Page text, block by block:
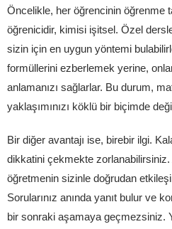
Öncelikle, her öğrencinin öğrenme
öğrenicidir, kimisi işitsel. Özel
sizin için en uygun yöntemi
formüllerini ezberlemek yerine,
anlamanızı sağlarlar. Bu durum,
yaklaşımınızı köklü bir biçimde
Bir diğer avantajı ise, birebir ilgi.
dikkatini çekmekte
öğretmenin sizinle doğrudan
Sorularınız anında yanıt bulur ve
bir sonraki aşamaya geçmezsiniz.